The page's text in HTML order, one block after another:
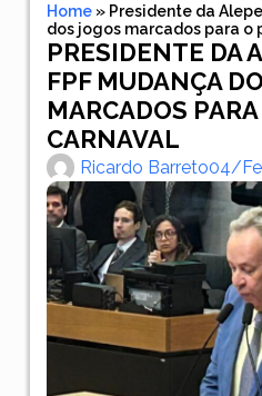
Home» Presidente da
dos jogos marcados para o
PRESIDENTE DA
FPF MUDANÇA
MARCADOS
CARNAVAL
Ricardo Barreto04/